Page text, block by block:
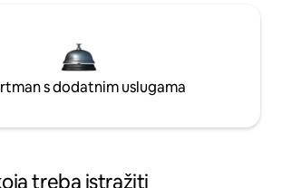
s dodatnim uslugama
treba istražiti